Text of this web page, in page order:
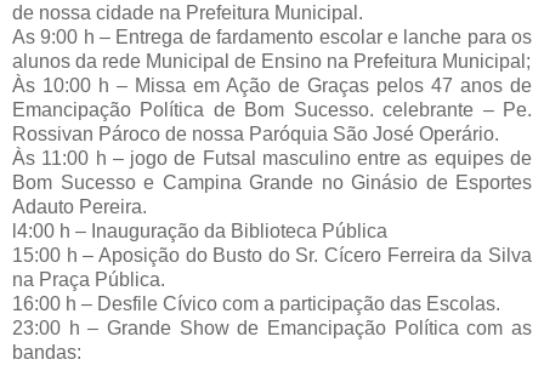
de nossa cidade na Prefeitura Municipal.
As 9:00 h – Entrega de fardamento escolar e lanche para os
alunos da rede Municipal de Ensino na Prefeitura Municipal;
Às 10:00 h – Missa em Ação de Graças pelos 47 anos de
Emancipação Política de Bom Sucesso. celebrante – Pe.
Rossivan Pároco de nossa Paróquia São José Operário.
Às 11:00 h – jogo de Futsal masculino entre as equipes de
Bom Sucesso e Campina Grande no Ginásio de Esportes
Adauto Pereira.
l4:00 h – Inauguração da Biblioteca Pública
15:00 h – Aposição do Busto do Sr. Cícero Ferreira da Silva
na Praça Pública.
16:00 h – Desfile Cívico com a participação das Escolas.
23:00 h – Grande Show de Emancipação Política com as
bandas: